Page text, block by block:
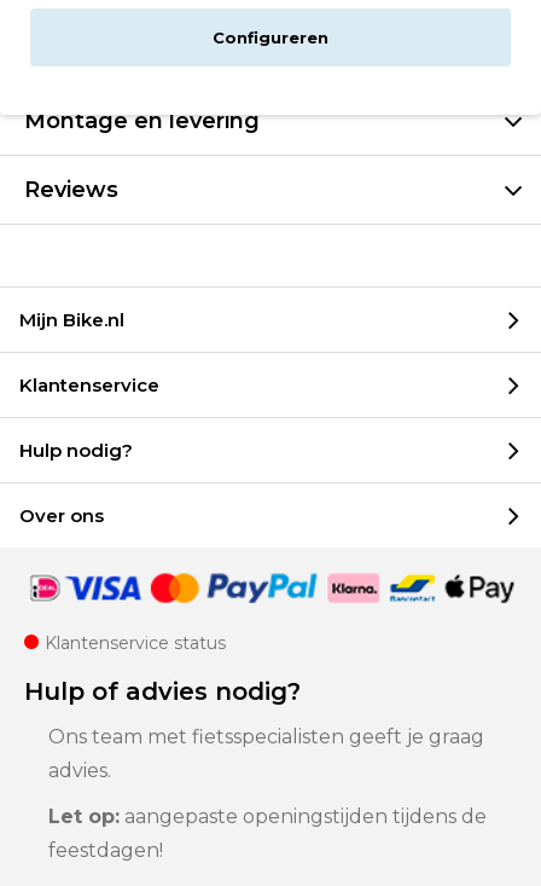
Montage en levering
Reviews
Mijn Bike.nl
Klantenservice
Hulp nodig?
Over ons
Klantenservice status
Hulp of advies nodig?
Ons team met fietsspecialisten geeft je graag
advies.
Let op: aangepaste openingstijden tijdens de
feestdagen!
Configureren